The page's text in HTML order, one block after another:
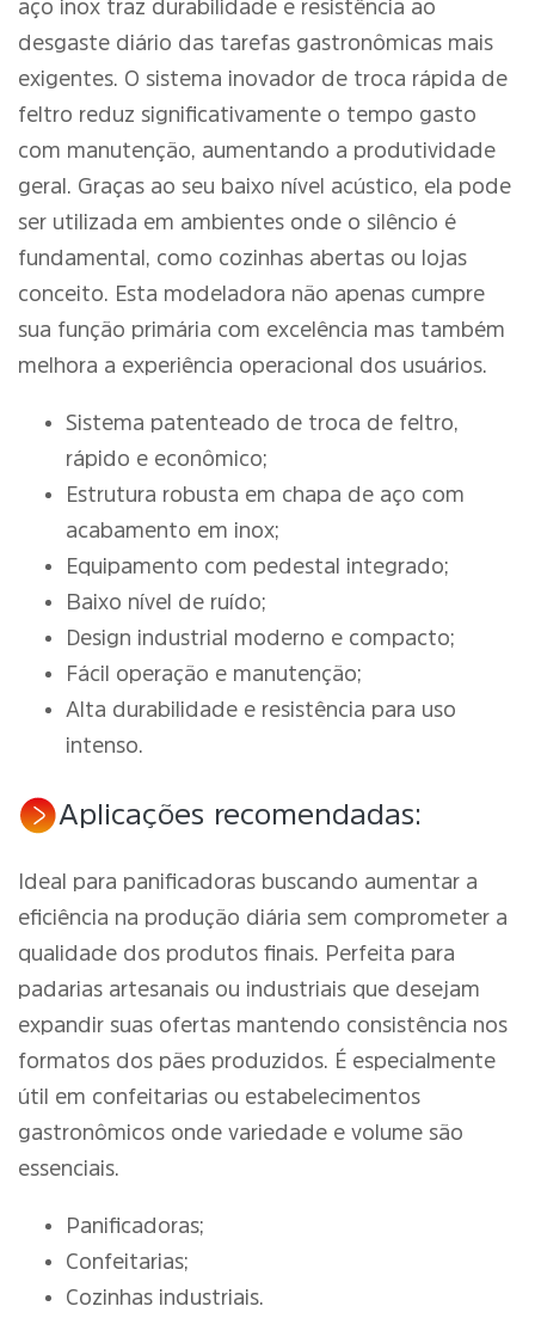
aço inox traz durabilidade e resistência ao
desgaste diário das tarefas gastronômicas mais
exigentes. O sistema inovador de troca rápida de
feltro reduz significativamente o tempo gasto
com manutenção, aumentando a produtividade
geral. Graças ao seu baixo nível acústico, ela pode
ser utilizada em ambientes onde o silêncio é
fundamental, como cozinhas abertas ou lojas
conceito. Esta modeladora não apenas cumpre
sua função primária com excelência mas também
melhora a experiência operacional dos usuários.
Sistema patenteado de troca de feltro,
rápido e econômico;
Estrutura robusta em chapa de aço com
acabamento em inox;
Equipamento com pedestal integrado;
Baixo nível de ruído;
Design industrial moderno e compacto;
Fácil operação e manutenção;
Alta durabilidade e resistência para uso
intenso.
Aplicações recomendadas:
Ideal para panificadoras buscando aumentar a
eficiência na produção diária sem comprometer a
qualidade dos produtos finais. Perfeita para
padarias artesanais ou industriais que desejam
expandir suas ofertas mantendo consistência nos
formatos dos pães produzidos. É especialmente
útil em confeitarias ou estabelecimentos
gastronômicos onde variedade e volume são
essenciais.
Panificadoras;
Confeitarias;
Cozinhas industriais.